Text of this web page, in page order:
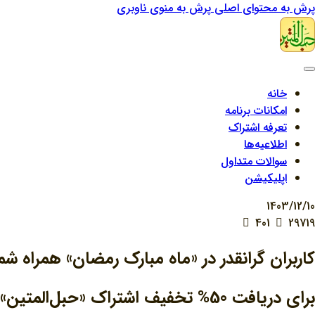
پرش به محتوای اصلیپرش به منوی ناوبری
خانه
امکانات برنامه
تعرفه اشتراک
اطلاعیه‌ها
سوالات متداول
اپلیکیشن
1403/12/10
29719
کاربران گرانقدر در «ماه مبارک رمضان» همراه
برای دریافت 50% تخفیف اشتراک «حبل‌المتین» کلیک کنید.